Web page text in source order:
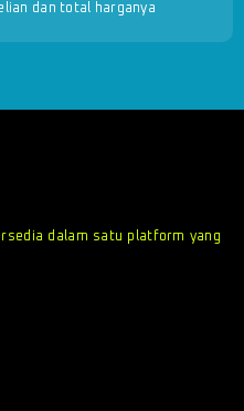
dan total harganya
dalam satu platform yang